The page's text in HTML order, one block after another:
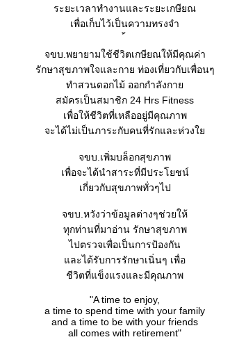
ระยะเวลาทำงานและระยะเกษียณ
เพื่อเก็บไว้เป็นความทรงจำ
จขบ.พยายามใช้ชีวิตเกษียณให้มีคุณค่า
รักษาสุขภาพใจและกาย ท่องเที่ยวกับเพื่อนๆ
ทำสวนดอกไม้ ออกกำลังกา
สมัครเป็นสมาชิก 24 Hrs Fitness
เพื่อให้ชีวิตที่เหลืออยู่มีคุณภาพ
จะได้ไม่เป็นภาระกับคนที่รักและห่วง
จขบ.เพิ่มบล็อกสุขภาพ
เพื่อจะได้นำสาระที่มีประโยชน์
เกี่ยวกับสุขภาพทั่วๆไป
จขบ.หวังว่าข้อมูลต่างๆช่วยให้
ทุกท่านที่มาอ่าน รักษาสุขภาพ
ไปตรวจเพื่อเป็นการป้องกัน
ละได้รับการรักษาเนิ่นๆ เพื่อ
ชีวิตที่แข็งแรงและมีคุณภาพ
"A time to enjoy,
a time to spend time with your family
and a time to be with your friends
all comes with retirement"